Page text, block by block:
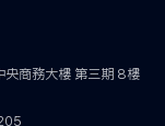
央商務大樓 第三期 8樓